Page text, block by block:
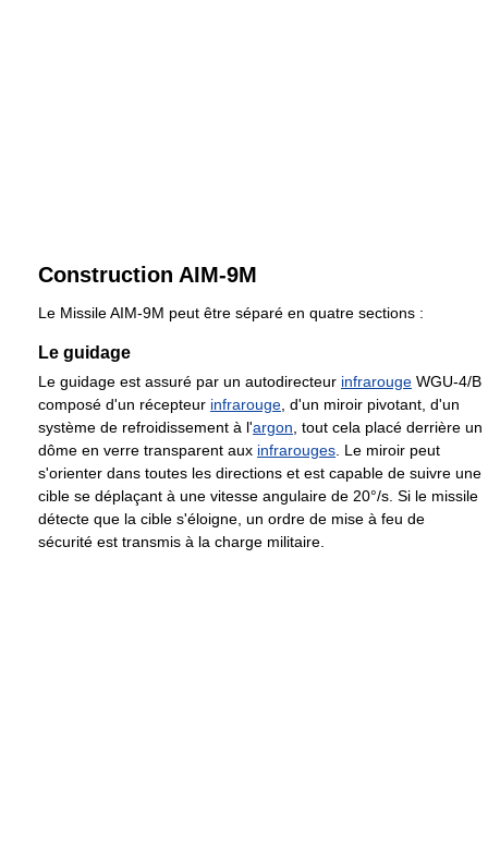
Construction AIM-9M
Le Missile AIM-9M peut être séparé en quatre sections :
Le guidage
Le guidage est assuré par un autodirecteur infrarouge WGU-4/B
composé d'un récepteur infrarouge, d'un miroir pivotant, d'un
système de refroidissement à l'argon, tout cela placé derrière un
dôme en verre transparent aux infrarouges. Le miroir peut
s'orienter dans toutes les directions et est capable de suivre une
cible se déplaçant à une vitesse angulaire de 20°/s. Si le missile
détecte que la cible s'éloigne, un ordre de mise à feu de
sécurité est transmis à la charge militaire.